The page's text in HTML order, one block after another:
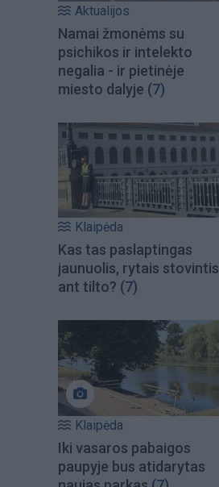
Aktualijos
Namai žmonėms su
psichikos ir intelekto
negalia - ir pietinėje
miesto dalyje (7)
Klaipėda
Kas tas paslaptingas
jaunuolis, rytais stovintis
ant tilto? (7)
Klaipėda
Iki vasaros pabaigos
paupyje bus atidarytas